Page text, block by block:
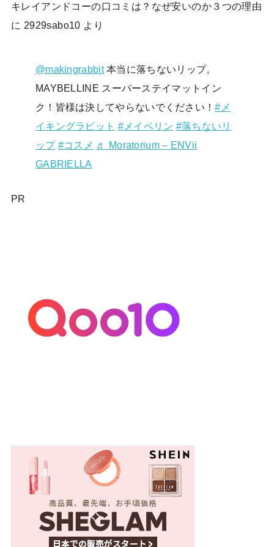
キレイアンドコーの口コミは？なぜ安いのか３つの理由
に 2929sabo10 より
@makingrabbit本当に落ちないリップ。
MAYBELLINE スーパーステイマットイン
ク！皆様は決してやらないでください！#メ
イキングラビット #メイベリン #落ちないリ
ップ #コスメ ♬ Moratorium – ENVii
GABRIELLA
PR